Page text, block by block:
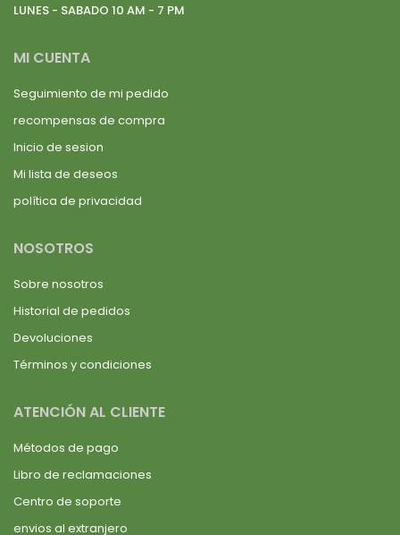
LUNES - SABADO 10 AM - 7 PM
MI CUENTA
Seguimiento de mi pedido
recompensas de compra
Inicio de sesion
Mi lista de deseos
política de privacidad
NOSOTROS
Sobre nosotros
Historial de pedidos
Devoluciones
Términos y condiciones
ATENCIÓN AL CLIENTE
Métodos de pago
Libro de reclamaciones
Centro de soporte
envios al extranjero